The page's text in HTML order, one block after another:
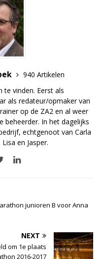
940 Artikelen
te vinden. Eerst als
als redateur/opmaker van
op de ZA2 en al weer
beheerder. In het dagelijks
echtgenoot van Carla
en Jasper.
junioren B voor Anna
NEXT
om 1e plaats
2016-2017